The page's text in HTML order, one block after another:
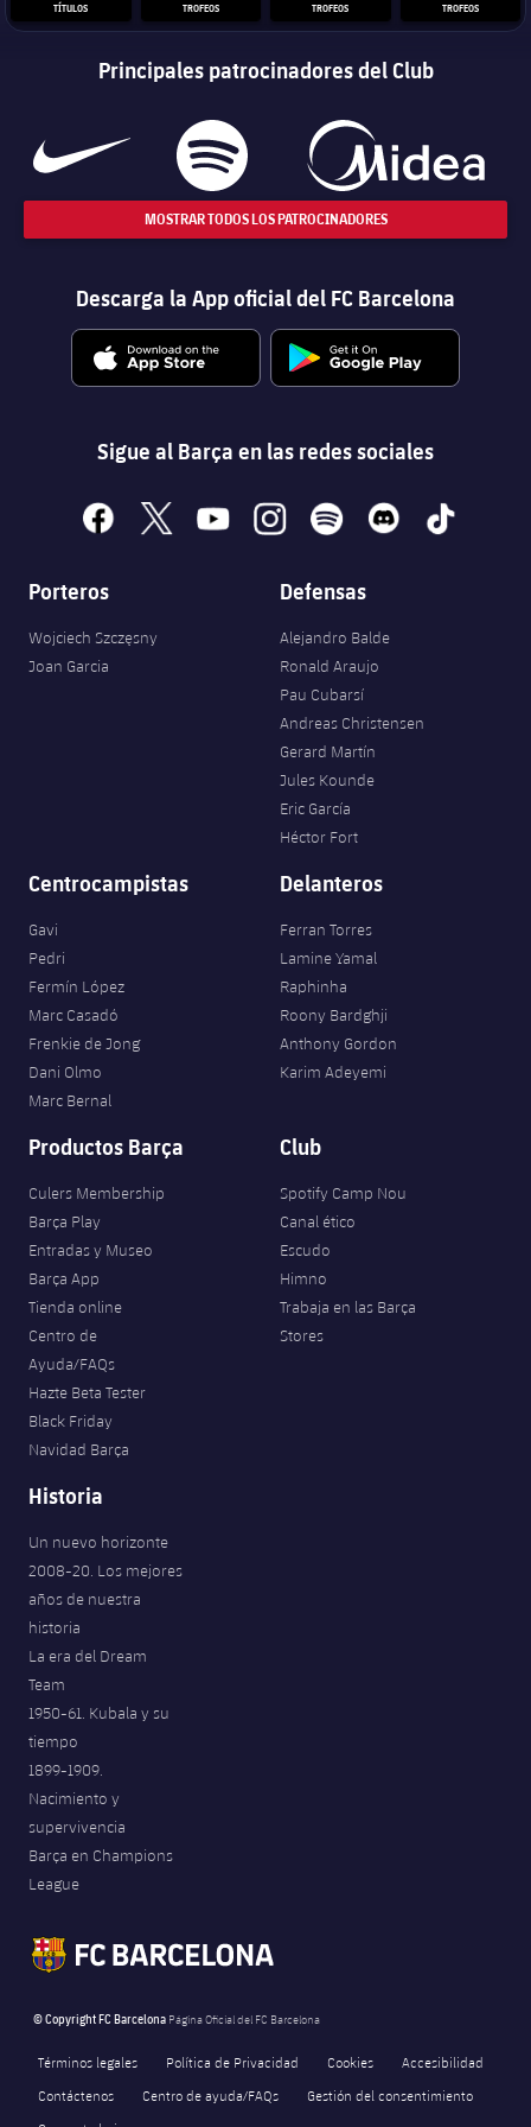
TÍTULOS TROFEOS TROFEOS TROFEOS
Principales patrocinadores del Club
MOSTRAR TODOS LOS PATROCINADORES
Descarga la App oficial del FC Barcelona
Sigue al Barça en las redes sociales
facebook
x youtubeinstagramspotify discord tiktok
Porteros
Wojciech Szczęsny
Joan Garcia
Defensas
Alejandro Balde
Ronald Araujo
Pau Cubarsí
Andreas Christensen
Gerard Martín
Jules Kounde
Eric García
Héctor Fort
Centrocampistas
Gavi
Pedri
Fermín López
Marc Casadó
Frenkie de Jong
Dani Olmo
Marc Bernal
Delanteros
Ferran Torres
Lamine Yamal
Raphinha
Roony Bardghji
Anthony Gordon
Karim Adeyemi
Productos Barça
Culers Membership
Barça Play
Entradas y Museo
Barça App
Tienda online
Centro de
Ayuda/FAQs
Hazte Beta Tester
Black Friday
Navidad Barça
Club
Spotify Camp Nou
Canal ético
Escudo
Himno
Trabaja en las Barça
Stores
Historia
Un nuevo horizonte
2008-20. Los mejores
años de nuestra
historia
La era del Dream
Team
1950-61. Kubala y su
tiempo
1899-1909.
Nacimiento y
supervivencia
Barça en Champions
League
© Copyright FC Barcelona Página Oficial del FC Barcelona
Términos legales Política de Privacidad Cookies
Accesibilidad
Contáctenos
Centro de ayuda/FAQs
Gestión del consentimiento